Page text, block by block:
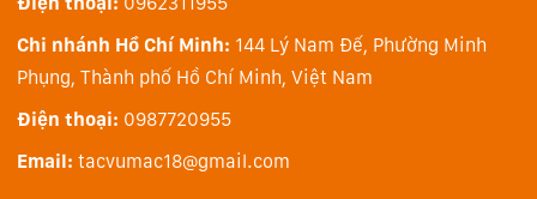
Chi nhánh Hồ Chí Minh: 144 Lý Nam Đế, Phường Minh
Phụng, Thành phố Hồ Chí Minh, Việt Nam
Điện thoại: 0987720955
Email: tacvumac18@gmail.com